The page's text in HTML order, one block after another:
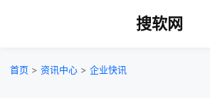
搜软网
首页 > 资讯中心 > 企业快讯